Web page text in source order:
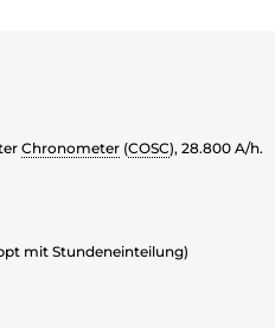
Chronometer (COSC), 28.800 A/h.
mit Stundeneinteilung)